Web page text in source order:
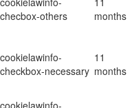
checbox-others
months
cookielawinfo-
checkbox-necessary
11
months
cookielawinfo-